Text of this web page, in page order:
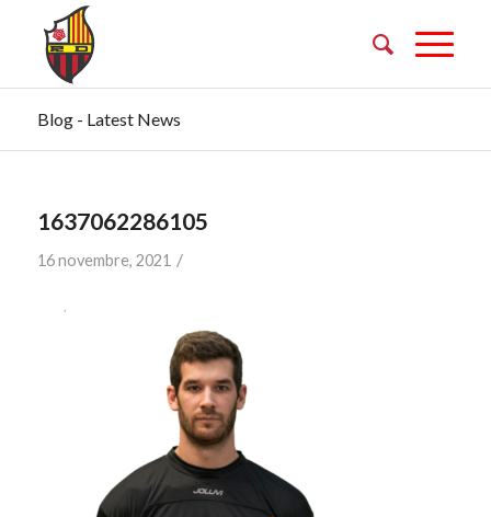
Blog - Latest News
1637062286105
16 novembre, 2021 /